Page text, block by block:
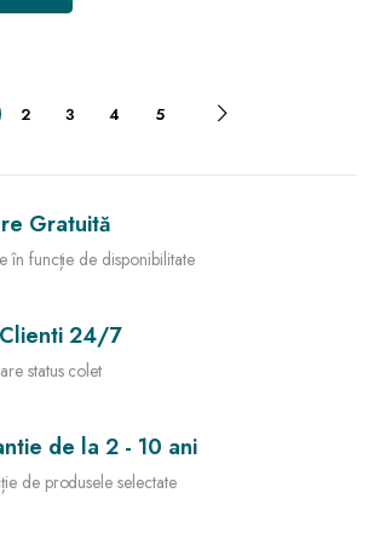
2 3 4 5
Gratuită
în funcție de disponibilitate
24/7
status colet
de la 2 - 10 ani
de produsele selectate